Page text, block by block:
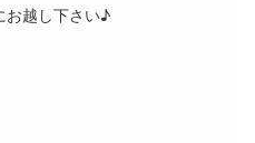
お越し下さい♪